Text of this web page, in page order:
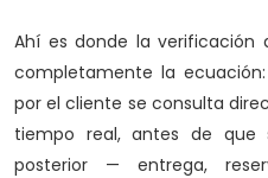
Ahí es donde la verificación
completamente la
por el cliente se consulta
tiempo real, antes de que
posterior — entrega,